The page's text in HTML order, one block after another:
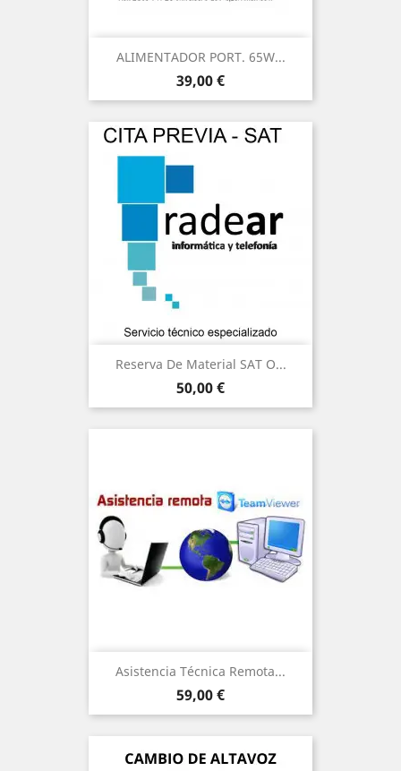
ALIMENTADOR PORT. 65W...
Precio
39,00 €
Reserva De Material SAT O...
Precio
50,00 €
Asistencia Técnica Remota...
Precio
59,00 €